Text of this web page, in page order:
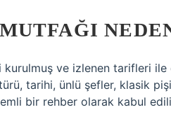
kurulmuş ve izlenen tarifleri
tarihi, ünlü şefler, klasik
bir rehber olarak kabul